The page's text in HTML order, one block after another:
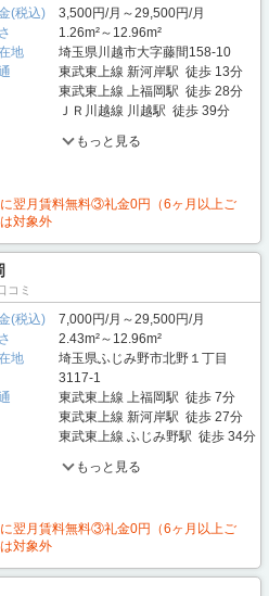
(税込)
3,500円/月～29,500円/月
1.26m²～12.96m²
地
埼玉県川越市大字藤間158-10
東武東上線 新河岸駅 徒歩 13分
東武東上線 上福岡駅 徒歩 28分
ＪＲ川越線 川越駅 徒歩 39分
もっと見る
翌月賃料無料③礼金0円（6ヶ月以上ご
対象外
コミ
(税込)
7,000円/月～29,500円/月
2.43m²～12.96m²
地
埼玉県ふじみ野市北野１丁目
3117-1
東武東上線 上福岡駅 徒歩 7分
東武東上線 新河岸駅 徒歩 27分
東武東上線 ふじみ野駅 徒歩 34分
もっと見る
翌月賃料無料③礼金0円（6ヶ月以上ご
対象外